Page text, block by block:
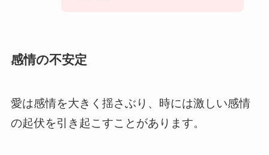
感情の不安定
愛は感情を大きく揺さぶり、時には激しい感情
の起伏を引き起こすことがあります。